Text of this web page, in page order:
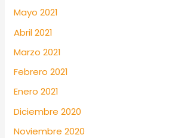
Mayo 2021
Abril 2021
Marzo 2021
Febrero 2021
Enero 2021
Diciembre 2020
Noviembre 2020